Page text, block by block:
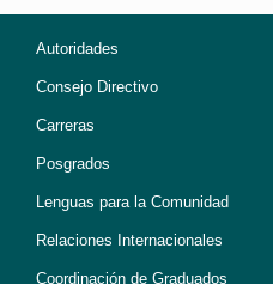
Autoridades
Consejo Directivo
Carreras
Posgrados
Lenguas para la Comunidad
Relaciones Internacionales
Coordinación de Graduados